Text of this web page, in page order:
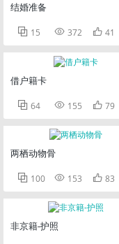
结婚准备
 15  372  41
借户籍卡
 64  155  79
两栖动物骨
 100  153  83
非京籍-护照